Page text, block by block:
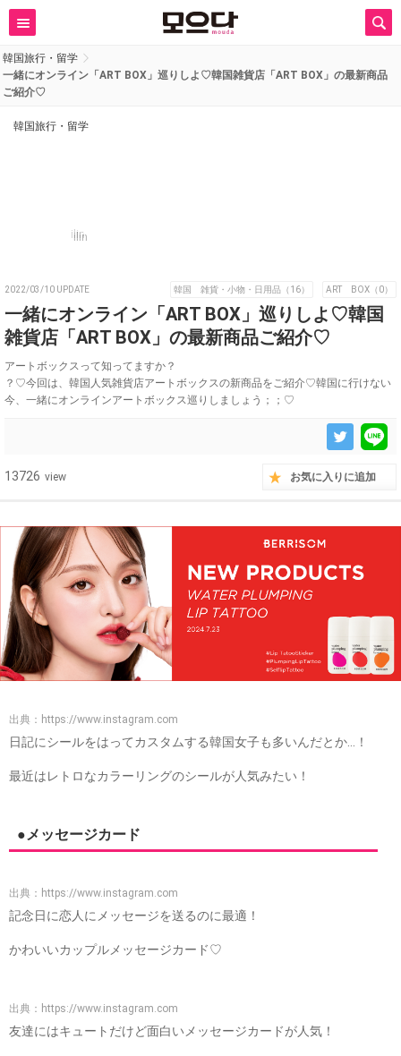
韓国旅行・留学
一緒にオンライン「ART BOX」巡りしよ♡韓国雑貨店「ART BOX」の最新商品
ご紹介♡
韓国旅行・留学
ilin
2022/03/10 UPDATE 韓国 雑貨・小物・日用品（16） ART BOX（0）
一緒にオンライン「ART BOX」巡りしよ♡韓国
雑貨店「ART BOX」の最新商品ご紹介♡
アートボックスって知ってますか？
？♡今回は、韓国人気雑貨店アートボックスの新商品をご紹介♡韓国に行けない
今、一緒にオンラインアートボックス巡りしましょう；；♡
13726 view お気に入りに追加
出典： https://www.instagram.com
日記にシールをはってカスタムする韓国女子も多いんだとか…！
最近はレトロなカラーリングのシールが人気みたい！
●メッセージカード
出典： https://www.instagram.com
記念日に恋人にメッセージを送るのに最適！
かわいいカップルメッセージカード♡
出典： https://www.instagram.com
友達にはキュートだけど面白いメッセージカードが人気！